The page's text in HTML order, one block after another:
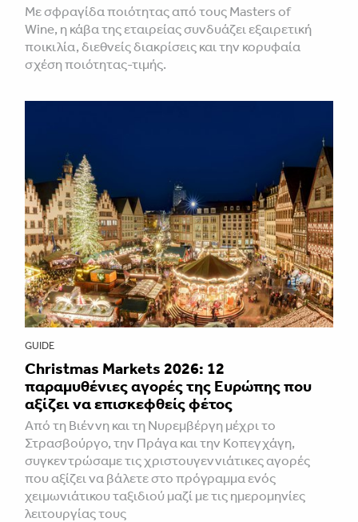
Με σφραγίδα ποιότητας από τους Masters of
Wine, η κάβα της εταιρείας συνδυάζει εξαιρετική
ποικιλία, διεθνείς διακρίσεις και την κορυφαία
σχέση ποιότητας-τιμής.
GUIDE
Christmas Markets 2026: 12
παραμυθένιες αγορές της Ευρώπης που
αξίζει να επισκεφθείς φέτος
Από τη Βιέννη και τη Νυρεμβέργη μέχρι το
Στρασβούργο, την Πράγα και την Κοπεγχάγη,
συγκεντρώσαμε τις χριστουγεννιάτικες αγορές
που αξίζει να βάλετε στο πρόγραμμα ενός
χειμωνιάτικου ταξιδιού μαζί με τις ημερομηνίες
λειτουργίας τους